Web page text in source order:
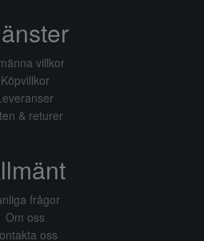
villkor
Köpvillkor
& returer
frågor
Om oss
oss